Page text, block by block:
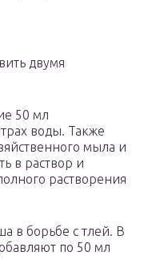
двумя
50 мл
воды. Также
мыла и
в раствор и
растворения
в борьбе с тлей. В
по 50 мл